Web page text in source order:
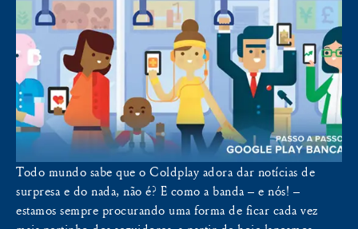
Todo mundo sabe que o Coldplay adora dar notícias de
surpresa e do nada, não é? E como a banda – e nós! –
estamos sempre procurando uma forma de ficar cada vez